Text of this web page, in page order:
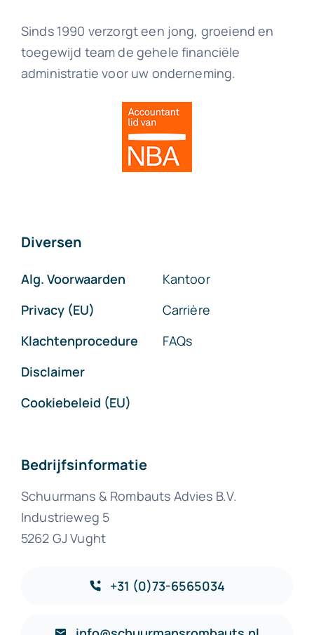
Sinds 1990 verzorgt een jong, groeiend en
toegewijd team de gehele financiële
administratie voor uw onderneming.
Diversen
Alg. Voorwaarden
Privacy (EU)
Klachtenprocedure
Disclaimer
Cookiebeleid (EU)
Kantoor
Carrière
FAQs
Bedrijfsinformatie
Schuurmans & Rombauts Advies B.V.
Industrieweg 5
5262 GJ Vught
+31 (0)73-6565034